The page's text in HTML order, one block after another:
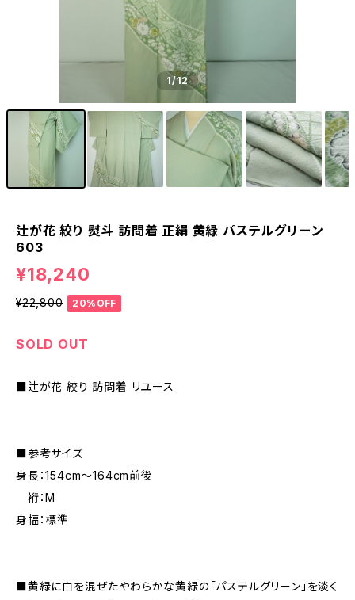
1/12
辻が花 絞り 熨斗 訪問着 正絹 黄緑 パステルグリーン
603
¥18,240
¥22,800 20%OFF
SOLD OUT
■辻が花 絞り 訪問着 リユース
■参考サイズ
身長：154cm～164cm前後
裄：M
身幅：標準
■黄緑に白を混ぜたやわらかな黄緑の「パステルグリーン」を淡く